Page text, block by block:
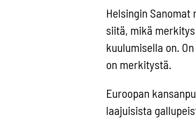
Helsingin
siitä, mikä
kuulumisella on.
on merkitystä.
Euroopan
laajuisista